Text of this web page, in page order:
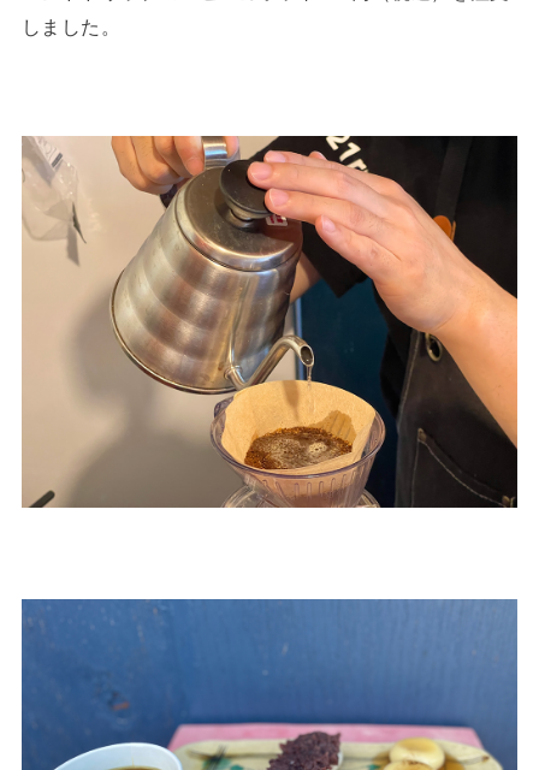
しました。